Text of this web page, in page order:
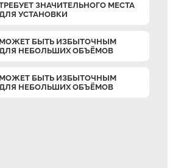
ЗНАЧИТЕЛЬНОГО МЕСТА
УСТАНОВКИ
МОЖЕТ БЫТЬ ИЗБЫТОЧНЫМ
НЕБОЛЬШИХ ОБЪЁМОВ
МОЖЕТ БЫТЬ ИЗБЫТОЧНЫМ
НЕБОЛЬШИХ ОБЪЁМОВ